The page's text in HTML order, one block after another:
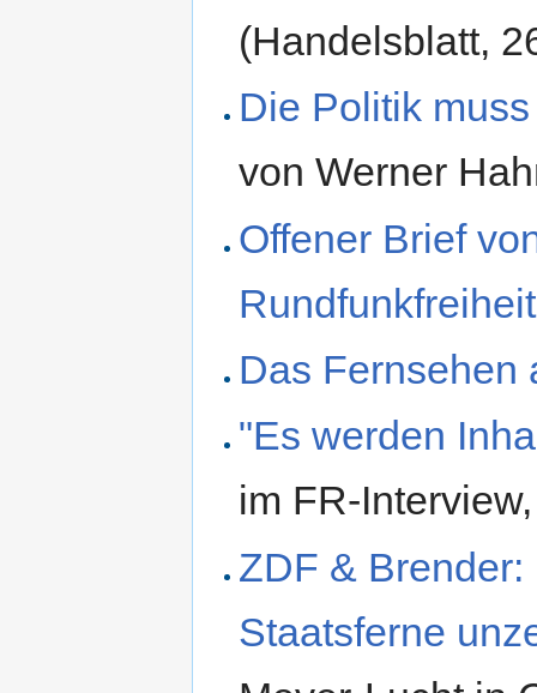
(Handelsblatt,
Die Politik
von Werner
Offener Brief
Das Fernsehen
"Es werden
im FR-
ZDF &
Staatsferne